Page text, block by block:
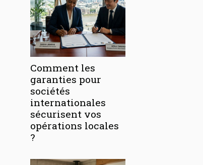
Comment les
garanties pour
sociétés
internationales
sécurisent vos
opérations locales
?